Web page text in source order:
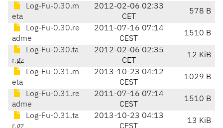
Log-Fu-0.30.m
eta
2012-02-06 02:33
CET
578 B
Log-Fu-0.30.re
adme
2011-07-16 07:14
CEST
1510 B
Log-Fu-0.30.ta
r.gz
2012-02-06 02:35
CET
12 KiB
Log-Fu-0.31.m
eta
2013-10-23 04:12
CEST
1029 B
Log-Fu-0.31.re
adme
2011-07-16 07:14
CEST
1510 B
Log-Fu-0.31.ta
2013-10-23 04:13
13 KiB